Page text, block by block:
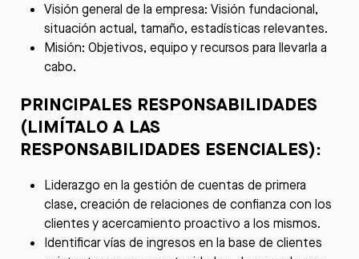
Visión general de la empresa: Visión fundacional,
situación actual, tamaño, estadísticas relevantes.
Misión: Objetivos, equipo y recursos para llevarla a
cabo.
PRINCIPALES RESPONSABILIDADES
(LIMÍTALO A LAS
RESPONSABILIDADES ESENCIALES):
Liderazgo en la gestión de cuentas de primera
clase, creación de relaciones de confianza con los
clientes y acercamiento proactivo a los mismos.
Identificar vías de ingresos en la base de clientes